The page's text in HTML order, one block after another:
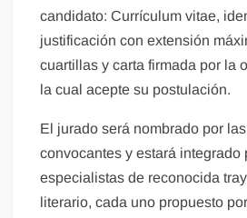
candidato: Currículum vitae,
justificación con extensión
cuartillas y carta firmada por la
la cual acepte su postulación.
El jurado será nombrado por
convocantes y estará integrado
especialistas de reconocida
literario, cada uno propuesto